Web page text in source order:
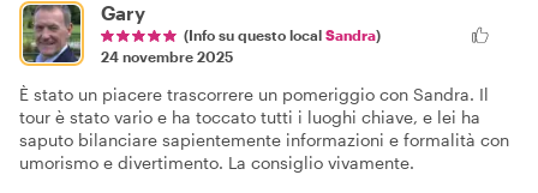
Gary
(Info su questo local Sandra)
24 novembre 2025
È stato un piacere trascorrere un pomeriggio con Sandra. Il
tour è stato vario e ha toccato tutti i luoghi chiave, e lei ha
saputo bilanciare sapientemente informazioni e formalità con
umorismo e divertimento. La consiglio vivamente.